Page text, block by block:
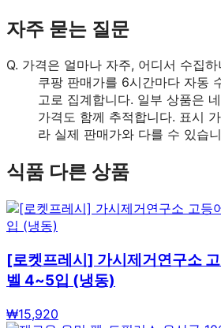
자주 묻는 질문
Q. 가격은 얼마나 자주, 어디서 수집하
쿠팡 판매가를 6시간마다 자동
고로 집계합니다. 일부 상품은
가격도 함께 추적합니다. 표시
라 실제 판매가와 다를 수 있습
식품 다른 상품
[로켓프레시] 가시제거연구소
벨 4~5입 (냉동)
₩15,920